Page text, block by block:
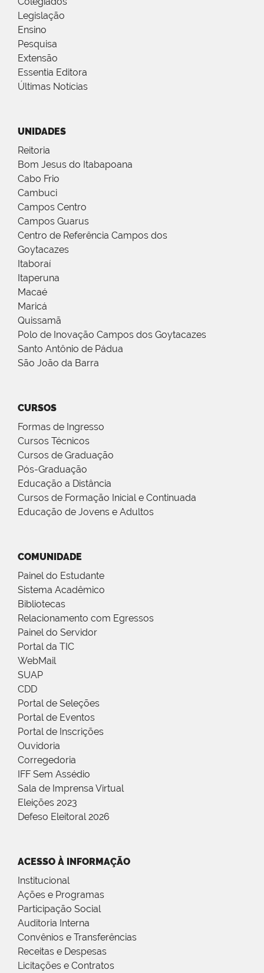
Legislação
Ensino
Pesquisa
Extensão
Essentia Editora
Últimas Notícias
UNIDADES
Reitoria
Bom Jesus do Itabapoana
Cabo Frio
Cambuci
Campos Centro
Campos Guarus
Centro de Referência Campos dos
Goytacazes
Itaboraí
Itaperuna
Macaé
Maricá
Quissamã
Polo de Inovação Campos dos Goytacazes
Santo Antônio de Pádua
São João da Barra
CURSOS
Formas de Ingresso
Cursos Técnicos
Cursos de Graduação
Pós-Graduação
Educação a Distância
Cursos de Formação Inicial e Continuada
Educação de Jovens e Adultos
COMUNIDADE
Painel do Estudante
Sistema Acadêmico
Bibliotecas
Relacionamento com Egressos
Painel do Servidor
Portal da TIC
WebMail
SUAP
CDD
Portal de Seleções
Portal de Eventos
Portal de Inscrições
Ouvidoria
Corregedoria
IFF Sem Assédio
Sala de Imprensa Virtual
Eleições 2023
Defeso Eleitoral 2026
ACESSO À INFORMAÇÃO
Institucional
Ações e Programas
Participação Social
Auditoria Interna
Convênios e Transferências
Receitas e Despesas
Licitações e Contratos